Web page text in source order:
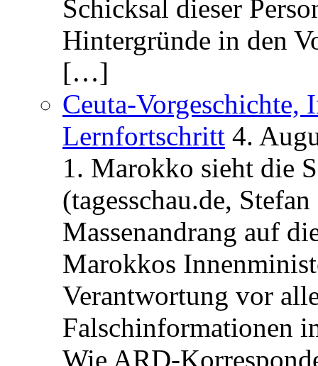
Schicksal dieser
Hintergründe in den
[…]
Ceuta-Vorgeschichte,
Lernfortschritt 4.
1. Marokko sieht die
(tagesschau.de,
Massenandrang auf
Marokkos
Verantwortung vor
Falschinformationen
Wie ARD-